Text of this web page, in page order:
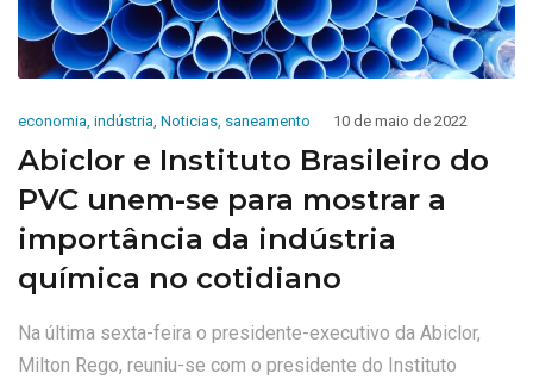
economia indústria Noticias saneamento 10 de maio de 2022
Abiclor e Instituto Brasileiro do
PVC unem-se para mostrar a
importância da indústria
química no cotidiano
Na última sexta-feira o presidente-executivo da Abiclor,
Milton Rego, reuniu-se com o presidente do Instituto